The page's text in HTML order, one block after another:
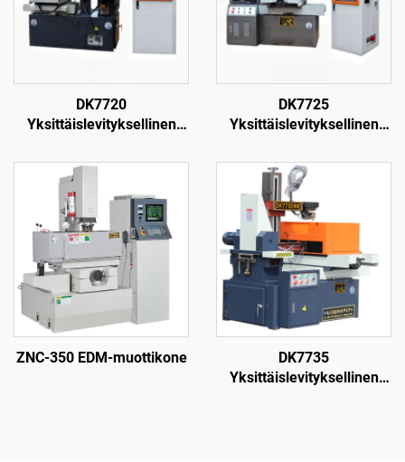
DK7720
Yksittäislevityksellinen
DK7725
Yksittäislevityksellinen
ZNC-350 EDM-muottikone
DK7735
Yksittäislevityksellinen